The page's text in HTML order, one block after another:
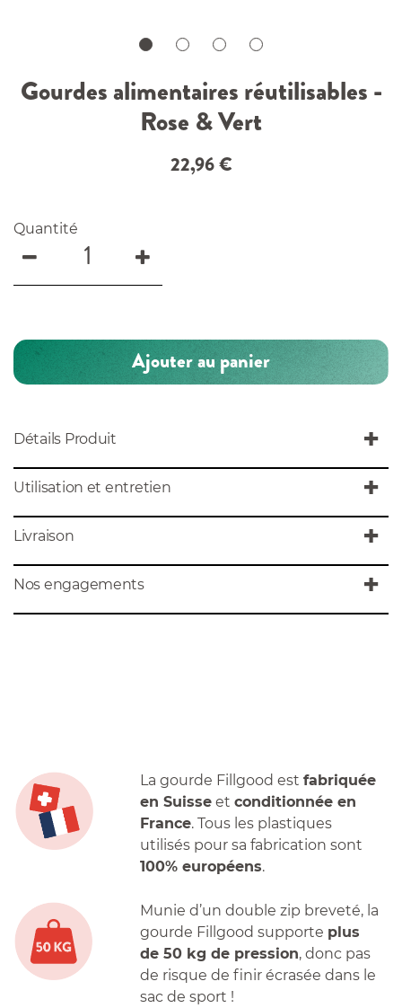
Gourdes alimentaires réutilisables -
Rose & Vert
22,96€
Quantité
Ajouter au panier
Détails Produit
Utilisation et entretien
Livraison
Nos engagements
La gourde Fillgood est fabriquée
en Suisseet conditionnée en
France. Tous les plastiques
utilisés pour sa fabrication sont
100% européens.
Munie d’un double zip breveté, la
gourde Fillgood supporte plus
de 50 kg de pression, donc pas
de risque de finir écrasée dans le
sac de sport !